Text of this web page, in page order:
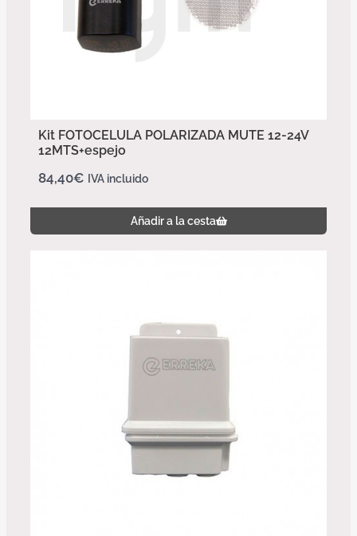
Kit FOTOCELULA POLARIZADA MUTE 12-24V
12MTS+espejo
84,40€ IVA incluido
Añadir a la cesta